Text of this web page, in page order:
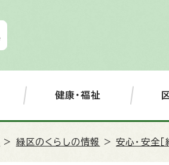
健康・福祉
> 緑区のくらしの情報 >安心・安全［